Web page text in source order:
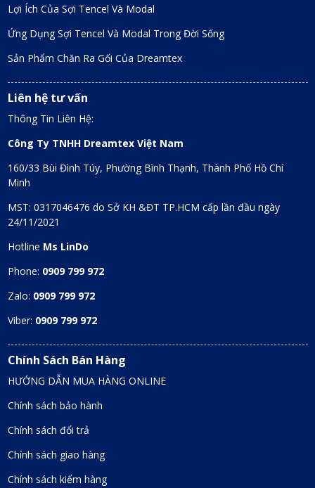
Lợi Ích Của Sợi Tencel Và Modal
Ứng Dụng Sợi Tencel Và Modal Trong Đời Sống
Sản Phẩm Chăn Ra Gối Của Dreamtex
Liên hệ tư vấn
Thông Tin Liên Hệ:
Công Ty TNHH Dreamtex Việt Nam
160/33 Bùi Đình Túy, Phường Bình Thạnh, Thành Phố Hồ Chí
Minh
MST: 0317046476 do Sở KH &ĐT TP.HCM cấp lần đầu ngày
24/11/2021
Hotline Ms LinDo
Phone: 0909 799 972
Zalo: 0909 799 972
Viber: 0909 799 972
Chính Sách Bán Hàng
HƯỚNG DẪN MUA HÀNG ONLINE
Chính sách bảo hành
Chính sách đổi trả
Chính sách giao hàng
Chính sách kiểm hàng